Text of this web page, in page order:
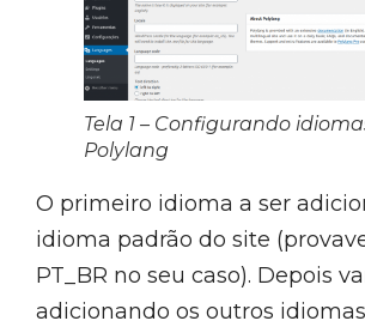
Tela 1 – Configurando
Polylang
O primeiro idioma a ser
idioma padrão do site
PT_BR no seu caso). Depois
adicionando os outros